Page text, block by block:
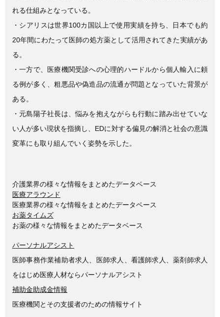
れる仕組みとなっている。
・シアリスは世界100カ国以上で使用実績を持ち、日本でも約
20年間にわたって医師の処方薬として活用されてきた実績があ
る。
・一方で、医療機関受診への心理的ハードルから個人輸入に頼
る例が多く、粗悪品や偽造品の流通が問題となっていた背景が
ある。
・元島陽子社長は、悩みを抱えながらも行動に踏み出せていな
い人が多い現状を指摘し、EDに対する偏見の解消と社会の意識
変革にも取り組んでいく姿勢を示した。
介護業界の様々な情報をまとめたデータベース
医療アラウンド
医療業界の様々な情報をまとめたデータベース
お薬タイムズ
お薬の様々な情報をまとめたデータベース
パーソナルアシスト
医師事務作業補助者求人、医師求人、看護師求人、薬剤師求人
をはじめ医療人材ならパーソナルアシスト
補助金助成金情報
医療機関とその支援者のための情報サイト